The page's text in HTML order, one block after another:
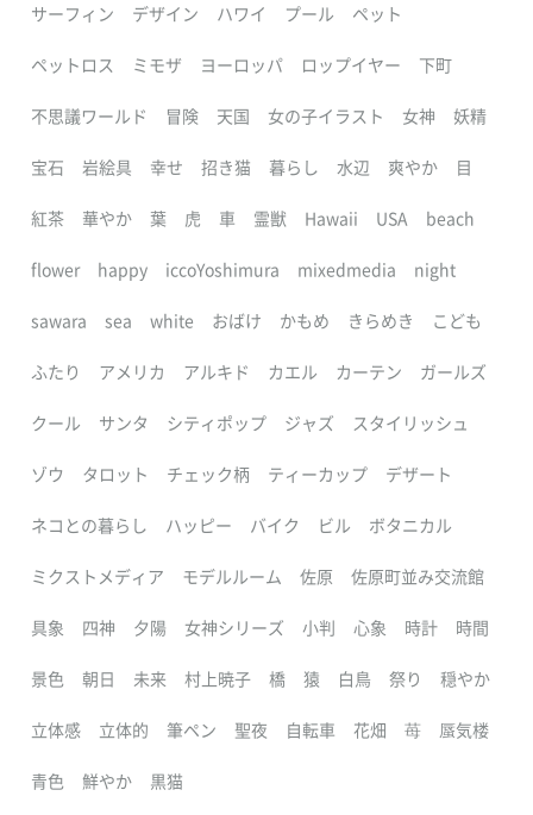
サーフィン デザイン ハワイ プール ペット
ペットロス ミモザ ヨーロッパ ロップイヤー 下町
不思議ワールド 冒険 天国 女の子イラスト 女神 妖精
宝石 岩絵具 幸せ 招き猫 暮らし 水辺 爽やか 目
紅茶 華やか 葉 虎 車 霊獣 Hawaii USA beach
flower happy iccoYoshimura mixedmedia night
sawara sea white おばけ かもめ きらめき こども
ふたり アメリカ アルキド カエル カーテン ガールズ
クール サンタ シティポップ ジャズ スタイリッシュ
ゾウ タロット チェック柄 ティーカップ デザート
ネコとの暮らし ハッピー バイク ビル ボタニカル
ミクストメディア モデルルーム 佐原 佐原町並み交流館
具象 四神 夕陽 女神シリーズ 小判 心象 時計 時間
景色 朝日 未来 村上暁子 橋 猿 白鳥 祭り 穏やか
立体感 立体的 筆ペン 聖夜 自転車 花畑 苺 蜃気楼
青色 鮮やか 黒猫